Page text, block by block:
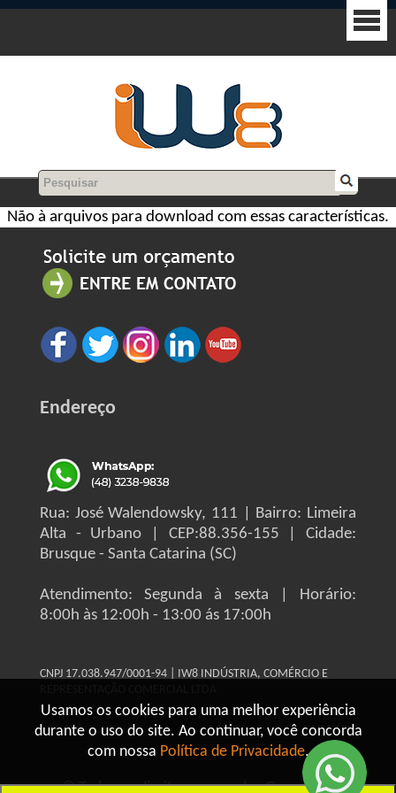
Usamos os cookies para uma melhor experiência
durante o uso do site. Ao continuar, você concorda
com nossa Política de Privacidade.
Não à arquivos para download com essas características.
Endereço
Rua: José Walendowsky, 111 | Bairro: Limeira
Alta - Urbano | CEP:88.356-155 | Cidade:
Brusque - Santa Catarina (SC)
Atendimento: Segunda à sexta | Horário:
8:00h às 12:00h - 13:00 ás 17:00h
CNPJ 17.038.947/0001-94 | IW8 INDÚSTRIA, COMÉRCIO E
© Todos os direitos reservados Grupo IW8